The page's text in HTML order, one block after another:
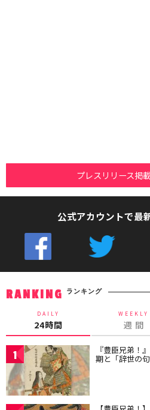
プレスリリース掲
公式アカウントで最
RANKING ランキング
DAILY
24時間
WEEKLY
週 間
1 『豊臣兄弟！
期と「辞世の